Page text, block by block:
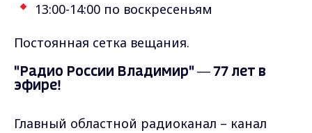
13:00-14:00 по воскресеньям
Постоянная сетка вещания.
"Радио России Владимир" — 77 лет в
эфире!
Главный областной радиоканал – канал